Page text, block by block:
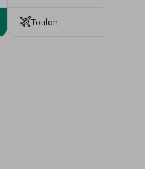
Toulon